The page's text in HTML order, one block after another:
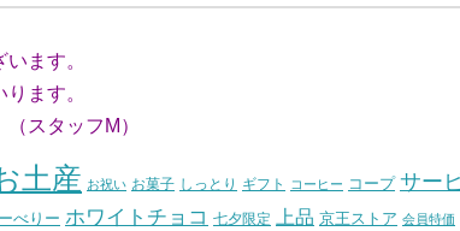
ます。
ます。
）
土産 お祝い お菓子 しっとり ギフト コーヒー コープ サー
べりー ホワイトチョコ 七夕限定 上品 京王ストア 会員特価